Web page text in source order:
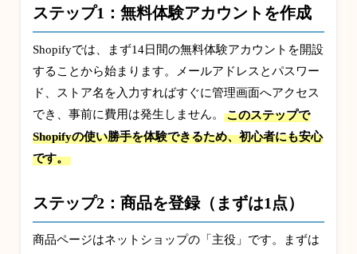
ステップ1：無料体験アカウントを作成
Shopifyでは、まず14日間の無料体験アカウントを開設
することから始まります。メールアドレスとパスワー
ド、ストア名を入力すればすぐに管理画面へアクセス
でき、事前に費用は発生しません。
このステップで
Shopifyの使い勝手を体験できるため、初心者にも安心
です。
ステップ2：商品を登録（まずは1点）
商品ページはネットショップの「主役」です。まずは